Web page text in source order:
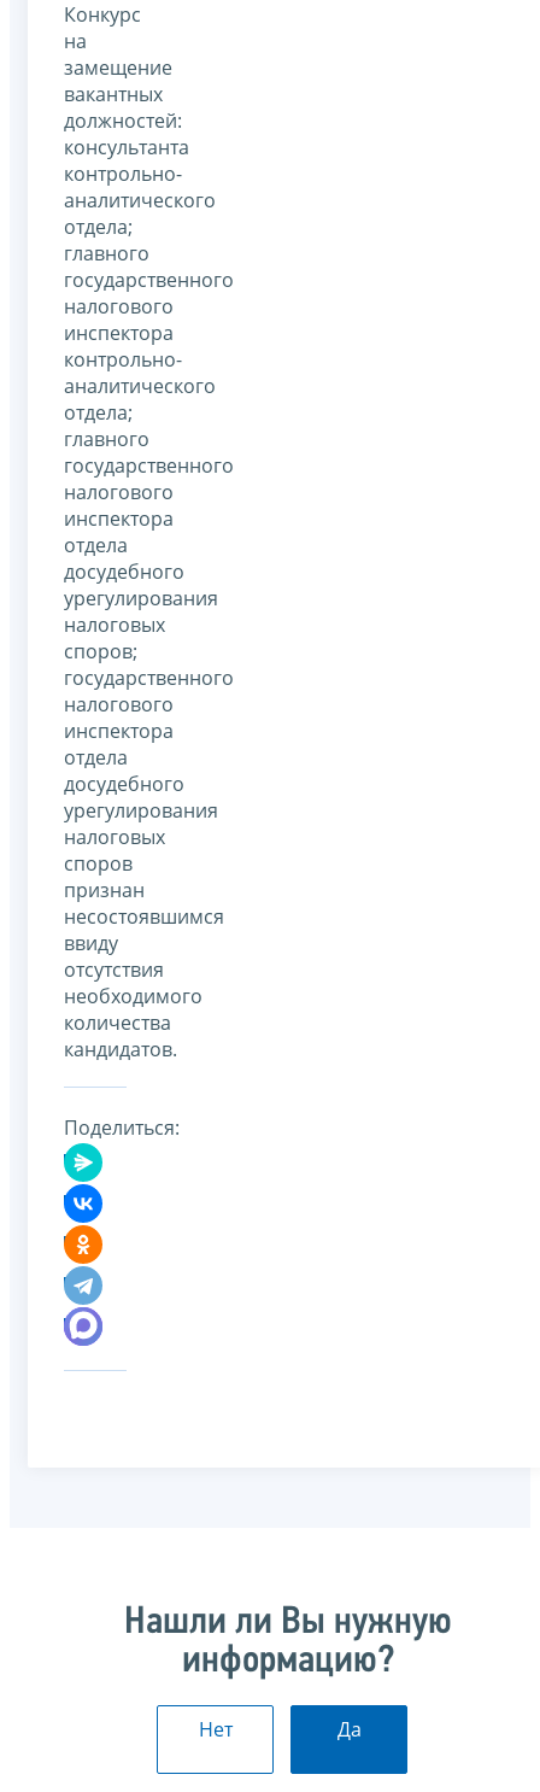
Конкурс
на
замещение
вакантных
должностей:
консультанта
контрольно-
аналитического
отдела;
главного
государственного
налогового
инспектора
контрольно-
аналитического
отдела;
главного
государственного
налогового
инспектора
отдела
досудебного
урегулирования
налоговых
споров;
государственного
налогового
инспектора
отдела
досудебного
урегулирования
налоговых
споров
признан
несостоявшимся
ввиду
отсутствия
необходимого
количества
кандидатов.
Поделиться:
Нашли ли Вы нужную
информацию?
Нет Да